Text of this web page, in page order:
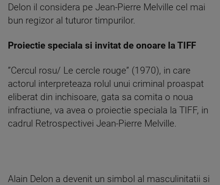
Delon il considera pe Jean-Pierre Melville cel mai
bun regizor al tuturor timpurilor.
Proiectie speciala si invitat de onoare la TIFF
”Cercul rosu/ Le cercle rouge” (1970), in care
actorul interpreteaza rolul unui criminal proaspat
eliberat din inchisoare, gata sa comita o noua
infractiune, va avea o proiectie speciala la TIFF, in
cadrul Retrospectivei Jean-Pierre Melville.
Alain Delon a devenit un simbol al masculinitatii si